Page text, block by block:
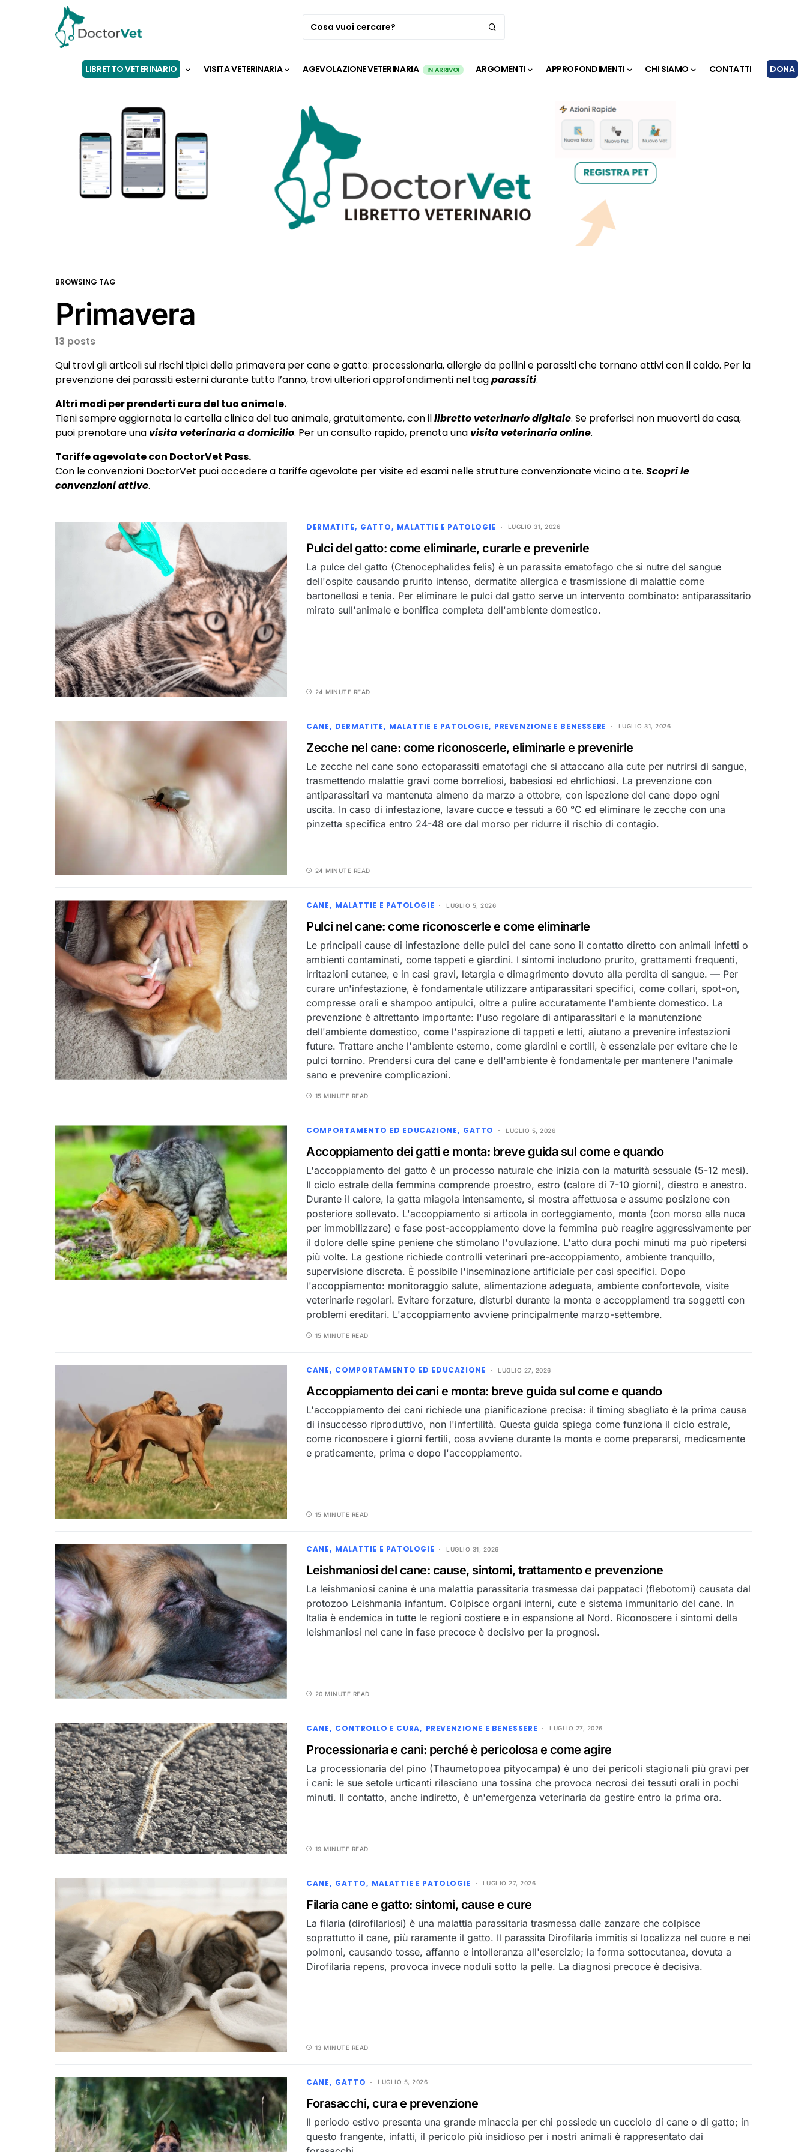
LIBRETTO VETERINARIO VISITA VETERINARIA AGEVOLAZIONE VETERINARIA IN ARRIVO! ARGOMENTI APPROFONDIMENTI CHI SIAMO CONTATTI DONA
BROWSING TAG
Primavera
13 posts
Qui trovi gli articoli sui rischi tipici della primavera per cane e gatto: processionaria, allergie da pollini e parassiti che tornano attivi con il caldo. Per la
prevenzione dei parassiti esterni durante tutto l’anno, trovi ulteriori approfondimenti nel tagparassiti.
Altri modi per prenderti cura del tuo animale.
Tieni sempre aggiornata la cartella clinica del tuo animale, gratuitamente, con illibretto veterinario digitale. Se preferisci non muoverti da casa,
puoi prenotare una visita veterinaria a domicilio. Per un consulto rapido, prenota una visita veterinaria online.
Tariffe agevolate con DoctorVet Pass.
Con le convenzioni DoctorVet puoi accedere a tariffe agevolate per visite ed esami nelle strutture convenzionate vicino a te. Scopri le
convenzioni attive.
DERMATITE GATTO MALATTIE E PATOLOGIE LUGLIO 31, 2026
Pulci del gatto: come eliminarle, curarle e prevenirle
La pulce del gatto (Ctenocephalides felis) è un parassita ematofago che si nutre del sangue
dell'ospite causando prurito intenso, dermatite allergica e trasmissione di malattie come
bartonellosi e tenia. Per eliminare le pulci dal gatto serve un intervento combinato: antiparassitario
mirato sull'animale e bonifica completa dell'ambiente domestico.
24 MINUTE READ
CANE DERMATITE MALATTIE E PATOLOGIE PREVENZIONE E BENESSERE LUGLIO 31, 2026
Zecche nel cane: come riconoscerle, eliminarle e prevenirle
Le zecche nel cane sono ectoparassiti ematofagi che si attaccano alla cute per nutrirsi di sangue,
trasmettendo malattie gravi come borreliosi, babesiosi ed ehrlichiosi. La prevenzione con
antiparassitari va mantenuta almeno da marzo a ottobre, con ispezione del cane dopo ogni
uscita. In caso di infestazione, lavare cucce e tessuti a 60 °C ed eliminare le zecche con una
pinzetta specifica entro 24-48 ore dal morso per ridurre il rischio di contagio.
24 MINUTE READ
CANE MALATTIE E PATOLOGIE LUGLIO 5, 2026
Pulci nel cane: come riconoscerle e come eliminarle
Le principali cause di infestazione delle pulci del cane sono il contatto diretto con animali infetti o
ambienti contaminati, come tappeti e giardini. I sintomi includono prurito, grattamenti frequenti,
irritazioni cutanee, e in casi gravi, letargia e dimagrimento dovuto alla perdita di sangue. — Per
curare un'infestazione, è fondamentale utilizzare antiparassitari specifici, come collari, spot-on,
compresse orali e shampoo antipulci, oltre a pulire accuratamente l'ambiente domestico. La
prevenzione è altrettanto importante: l'uso regolare di antiparassitari e la manutenzione
dell'ambiente domestico, come l'aspirazione di tappeti e letti, aiutano a prevenire infestazioni
future. Trattare anche l'ambiente esterno, come giardini e cortili, è essenziale per evitare che le
pulci tornino. Prendersi cura del cane e dell'ambiente è fondamentale per mantenere l'animale
sano e prevenire complicazioni.
15 MINUTE READ
COMPORTAMENTO ED EDUCAZIONE GATTO LUGLIO 5, 2026
Accoppiamento dei gatti e monta: breve guida sul come e quando
L'accoppiamento del gatto è un processo naturale che inizia con la maturità sessuale (5-12 mesi).
Il ciclo estrale della femmina comprende proestro, estro (calore di 7-10 giorni), diestro e anestro.
Durante il calore, la gatta miagola intensamente, si mostra affettuosa e assume posizione con
posteriore sollevato. L'accoppiamento si articola in corteggiamento, monta (con morso alla nuca
per immobilizzare) e fase post-accoppiamento dove la femmina può reagire aggressivamente per
il dolore delle spine peniene che stimolano l'ovulazione. L'atto dura pochi minuti ma può ripetersi
più volte. La gestione richiede controlli veterinari pre-accoppiamento, ambiente tranquillo,
supervisione discreta. È possibile l'inseminazione artificiale per casi specifici. Dopo
l'accoppiamento: monitoraggio salute, alimentazione adeguata, ambiente confortevole, visite
veterinarie regolari. Evitare forzature, disturbi durante la monta e accoppiamenti tra soggetti con
problemi ereditari. L'accoppiamento avviene principalmente marzo-settembre.
15 MINUTE READ
CANE COMPORTAMENTO ED EDUCAZIONE LUGLIO 27, 2026
Accoppiamento dei cani e monta: breve guida sul come e quando
L'accoppiamento dei cani richiede una pianificazione precisa: il timing sbagliato è la prima causa
di insuccesso riproduttivo, non l'infertilità. Questa guida spiega come funziona il ciclo estrale,
come riconoscere i giorni fertili, cosa avviene durante la monta e come prepararsi, medicamente
e praticamente, prima e dopo l'accoppiamento.
15 MINUTE READ
CANE MALATTIE E PATOLOGIE LUGLIO 31, 2026
Leishmaniosi del cane: cause, sintomi, trattamento e prevenzione
La leishmaniosi canina è una malattia parassitaria trasmessa dai pappataci (flebotomi) causata dal
protozoo Leishmania infantum. Colpisce organi interni, cute e sistema immunitario del cane. In
Italia è endemica in tutte le regioni costiere e in espansione al Nord. Riconoscere i sintomi della
leishmaniosi nel cane in fase precoce è decisivo per la prognosi.
20 MINUTE READ
CANE CONTROLLO E CURA PREVENZIONE E BENESSERE LUGLIO 27, 2026
Processionaria e cani: perché è pericolosa e come agire
La processionaria del pino (Thaumetopoea pityocampa) è uno dei pericoli stagionali più gravi per
i cani: le sue setole urticanti rilasciano una tossina che provoca necrosi dei tessuti orali in pochi
minuti. Il contatto, anche indiretto, è un'emergenza veterinaria da gestire entro la prima ora.
19 MINUTE READ
CANE GATTO MALATTIE E PATOLOGIE LUGLIO 27, 2026
Filaria cane e gatto: sintomi, cause e cure
La filaria (dirofilariosi) è una malattia parassitaria trasmessa dalle zanzare che colpisce
soprattutto il cane, più raramente il gatto. Il parassita Dirofilaria immitis si localizza nel cuore e nei
polmoni, causando tosse, affanno e intolleranza all'esercizio; la forma sottocutanea, dovuta a
Dirofilaria repens, provoca invece noduli sotto la pelle. La diagnosi precoce è decisiva.
13 MINUTE READ
CANE GATTO LUGLIO 5, 2026
Forasacchi, cura e prevenzione
Il periodo estivo presenta una grande minaccia per chi possiede un cucciolo di cane o di gatto; in
questo frangente, infatti, il pericolo più insidioso per i nostri animali è rappresentato dai